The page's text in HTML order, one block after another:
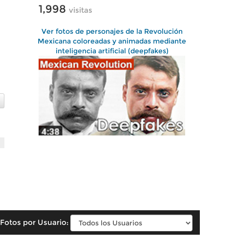
1,998 visitas
Ver fotos de personajes de la Revolución
Mexicana coloreadas y animadas mediante
inteligencia artificial (deepfakes)
Fotos por Usuario: